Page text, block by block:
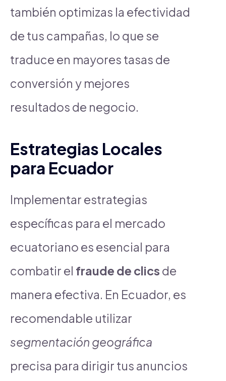
también optimizas la efectividad
de tus campañas, lo que se
traduce en mayores tasas de
conversión y mejores
resultados de negocio.
Estrategias Locales
para Ecuador
Implementar estrategias
específicas para el mercado
ecuatoriano es esencial para
combatir el fraude de clics de
manera efectiva. En Ecuador, es
recomendable utilizar
segmentación geográfica
precisa para dirigir tus anuncios